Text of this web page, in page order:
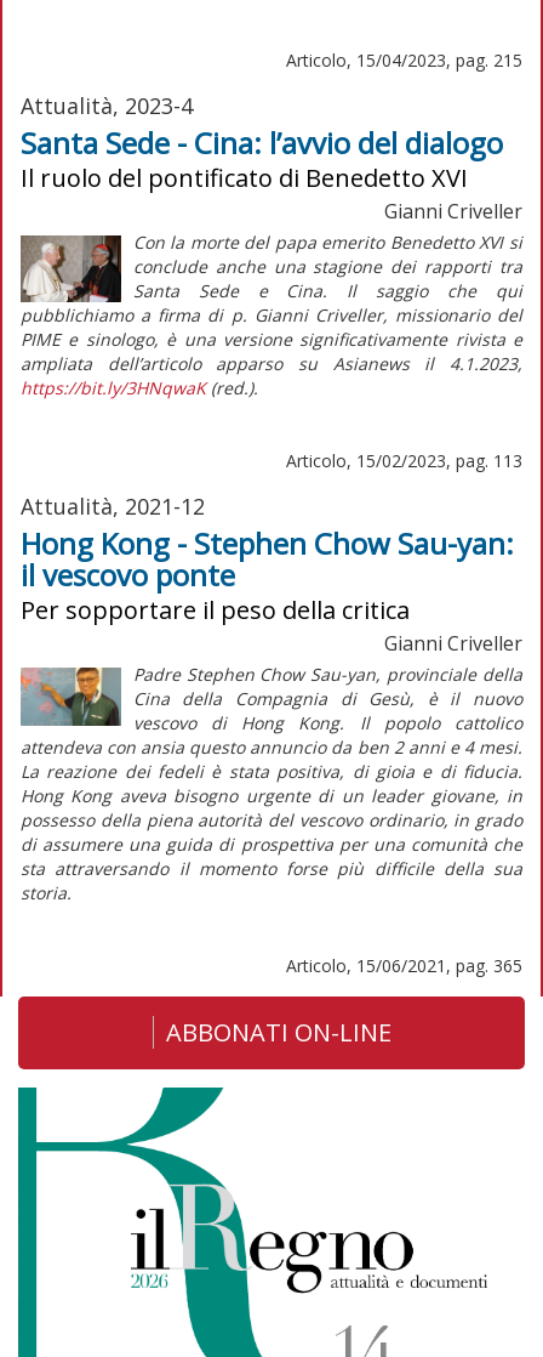
Articolo, 15/04/2023, pag. 215
Attualità, 2023-4
Santa Sede - Cina: l’avvio del dialogo
Il ruolo del pontificato di Benedetto XVI
Gianni Criveller
Con la morte del papa emerito Benedetto XVI si
conclude anche una stagione dei rapporti tra
Santa Sede e Cina. Il saggio che qui
pubblichiamo a firma di p. Gianni Criveller, missionario del
PIME e sinologo, è una versione significativamente rivista e
ampliata dell’articolo apparso su Asianewsil 4.1.2023,
https://bit.ly/3HNqwaK(red.).
Articolo, 15/02/2023, pag. 113
Attualità, 2021-12
Hong Kong - Stephen Chow Sau-yan:
il vescovo ponte
Per sopportare il peso della critica
Gianni Criveller
Padre Stephen Chow Sau-yan, provinciale della
Cina della Compagnia di Gesù, è il nuovo
vescovo di Hong Kong. Il popolo cattolico
attendeva con ansia questo annuncio da ben 2 anni e 4 mesi.
La reazione dei fedeli è stata positiva, di gioia e di fiducia.
Hong Kong aveva bisogno urgente di un leader giovane, in
possesso della piena autorità del vescovo ordinario, in grado
di assumere una guida di prospettiva per una comunità che
sta attraversando il momento forse più difficile della sua
storia.
Articolo, 15/06/2021, pag. 365
ABBONATI ON-LINE